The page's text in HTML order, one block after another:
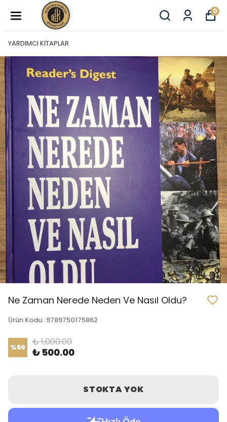
0
YARDIMCI KİTAPLAR
Ne Zaman Nerede Neden Ve Nasıl Oldu?
Ürün Kodu: 9789750175862
%50 ₺ 1,000.00
₺ 500.00
STOKTA YOK